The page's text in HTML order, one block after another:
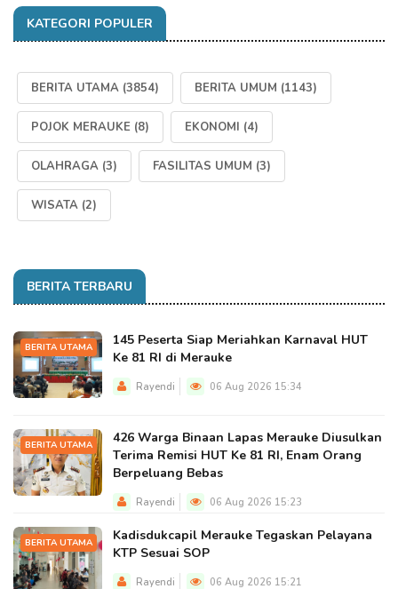
KATEGORI POPULER
BERITA UTAMA (3854) BERITA UMUM (1143)
POJOK MERAUKE (8) EKONOMI (4)
OLAHRAGA (3) FASILITAS UMUM (3)
WISATA (2)
BERITA TERBARU
BERITA UTAMA
145 Peserta Siap Meriahkan Karnaval HUT
Ke 81 RI di Merauke
Rayendi 06 Aug 2026 15:34
BERITA UTAMA
426 Warga Binaan Lapas Merauke Diusulkan
Terima Remisi HUT Ke 81 RI, Enam Orang
Berpeluang Bebas
Rayendi 06 Aug 2026 15:23
BERITA UTAMA
Kadisdukcapil Merauke Tegaskan Pelayana
KTP Sesuai SOP
Rayendi 06 Aug 2026 15:21